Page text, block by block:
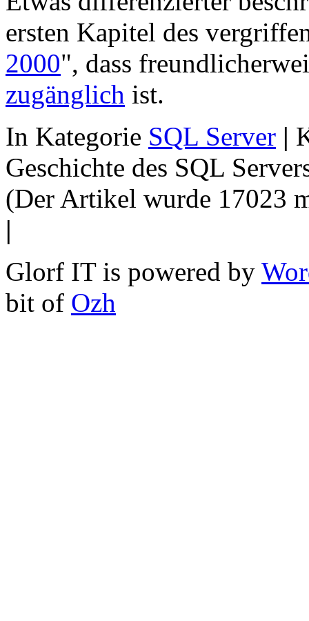
ersten Kapitel des
2000", dass
zugänglich ist.
In Kategorie SQL Server |
Geschichte des SQL
(Der Artikel wurde 17023
|
Glorf IT is powered by
bit of Ozh